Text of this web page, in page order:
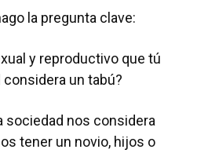
la pregunta clave:
y reproductivo que tú
un tabú?
sociedad nos considera
tener un novio, hijos o